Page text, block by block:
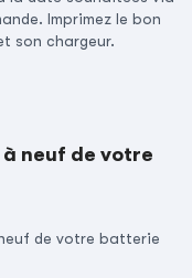
Imprimez le bon
son chargeur.
à neuf de votre
de votre batterie